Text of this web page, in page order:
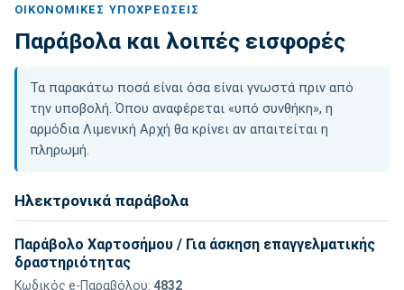
ΟΙΚΟΝΟΜΙΚΈΣ ΥΠΟΧΡΕΏΣΕΙΣ
Παράβολα και λοιπές εισφορές
Τα παρακάτω ποσά είναι όσα είναι γνωστά πριν από
την υποβολή. Όπου αναφέρεται «υπό συνθήκη», η
αρμόδια Λιμενική Αρχή θα κρίνει αν απαιτείται η
πληρωμή.
Ηλεκτρονικά παράβολα
Παράβολο Χαρτοσήμου / Για άσκηση επαγγελματικής
δραστηριότητας
Κωδικός e-Παραβόλου: 4832